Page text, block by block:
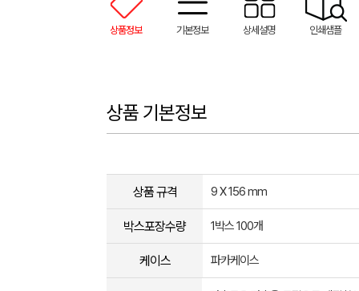
상품정보 기본정보 상세설명 인쇄샘플
상품 기본정보
상품 규격 9 X 156 mm
박스포장수량 1박스 100개
케이스 파카케이스